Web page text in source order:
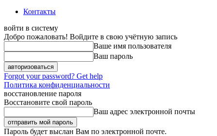
Контакты
войти в систему
Добро пожаловать! Войдите в свою учётную запись
Ваше имя пользователя
Ваш пароль
Forgot your password? Get help
Политика конфиденциальности
восстановление пароля
Восстановите свой пароль
Ваш адрес электронной почты
Пароль будет выслан Вам по электронной почте.